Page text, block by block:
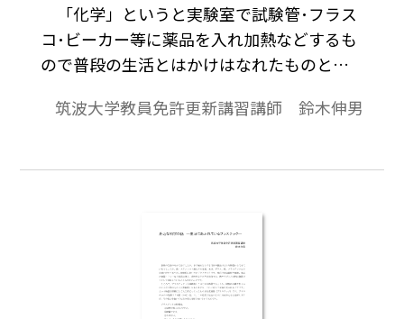
「化学」というと実験室で試験管･フラス
コ･ビーカー等に薬品を入れ加熱などするも
ので普段の生活とはかけはなれたものとい
筑波大学教員免許更新講習講師 鈴木伸男